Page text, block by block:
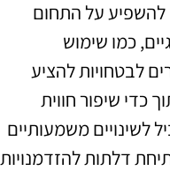
להשפיע על התחום
כמו שימוש
לבטחויות להציע
כדי שיפור חווית
לשינויים משמעותיים
דלתות להזדמנויות